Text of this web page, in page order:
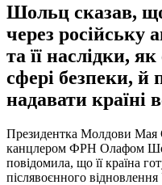
Шольц сказав,
через російську
та її наслідки,
сфері безпеки, й
надавати країні
Президентка Молдови Мая
канцлером ФРН Олафом
повідомила, що її країна
післявоєнного відновлення